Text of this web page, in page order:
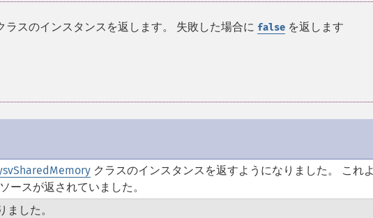
ラスのインスタンスを返します。 失敗した場合に false を返します
クラスのインスタンスを返すようになりました。 これ
ースが返されていました。
した。